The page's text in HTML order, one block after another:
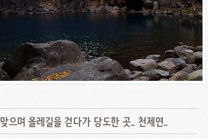
으며 올레길을 걷다가 당도한 곳.. 천제연..